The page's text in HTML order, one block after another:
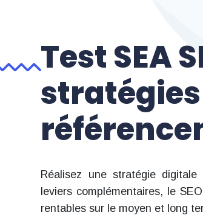
Test SEA
Réalisez une stratégie
leviers complémentaires, le
rentables sur le moyen et long